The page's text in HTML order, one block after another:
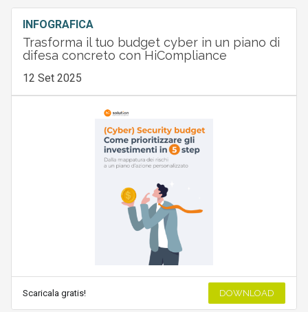
INFOGRAFICA
Trasforma il tuo budget cyber in un piano di
difesa concreto con HiCompliance
12 Set 2025
Scaricala gratis! DOWNLOAD